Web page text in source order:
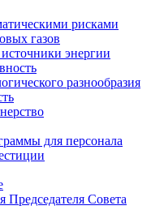
рисками
газов
энергии
разнообразия
для персонала
Председателя Совета